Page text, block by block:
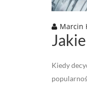
Marcin
Kiedy